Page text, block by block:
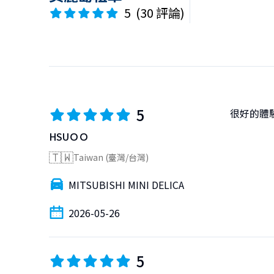
5 (30 評論)
5
HSUＯＯ
🇹🇼Taiwan (臺灣/台灣)
MITSUBISHI MINI DELICA
2026-05-26
很好的體
5